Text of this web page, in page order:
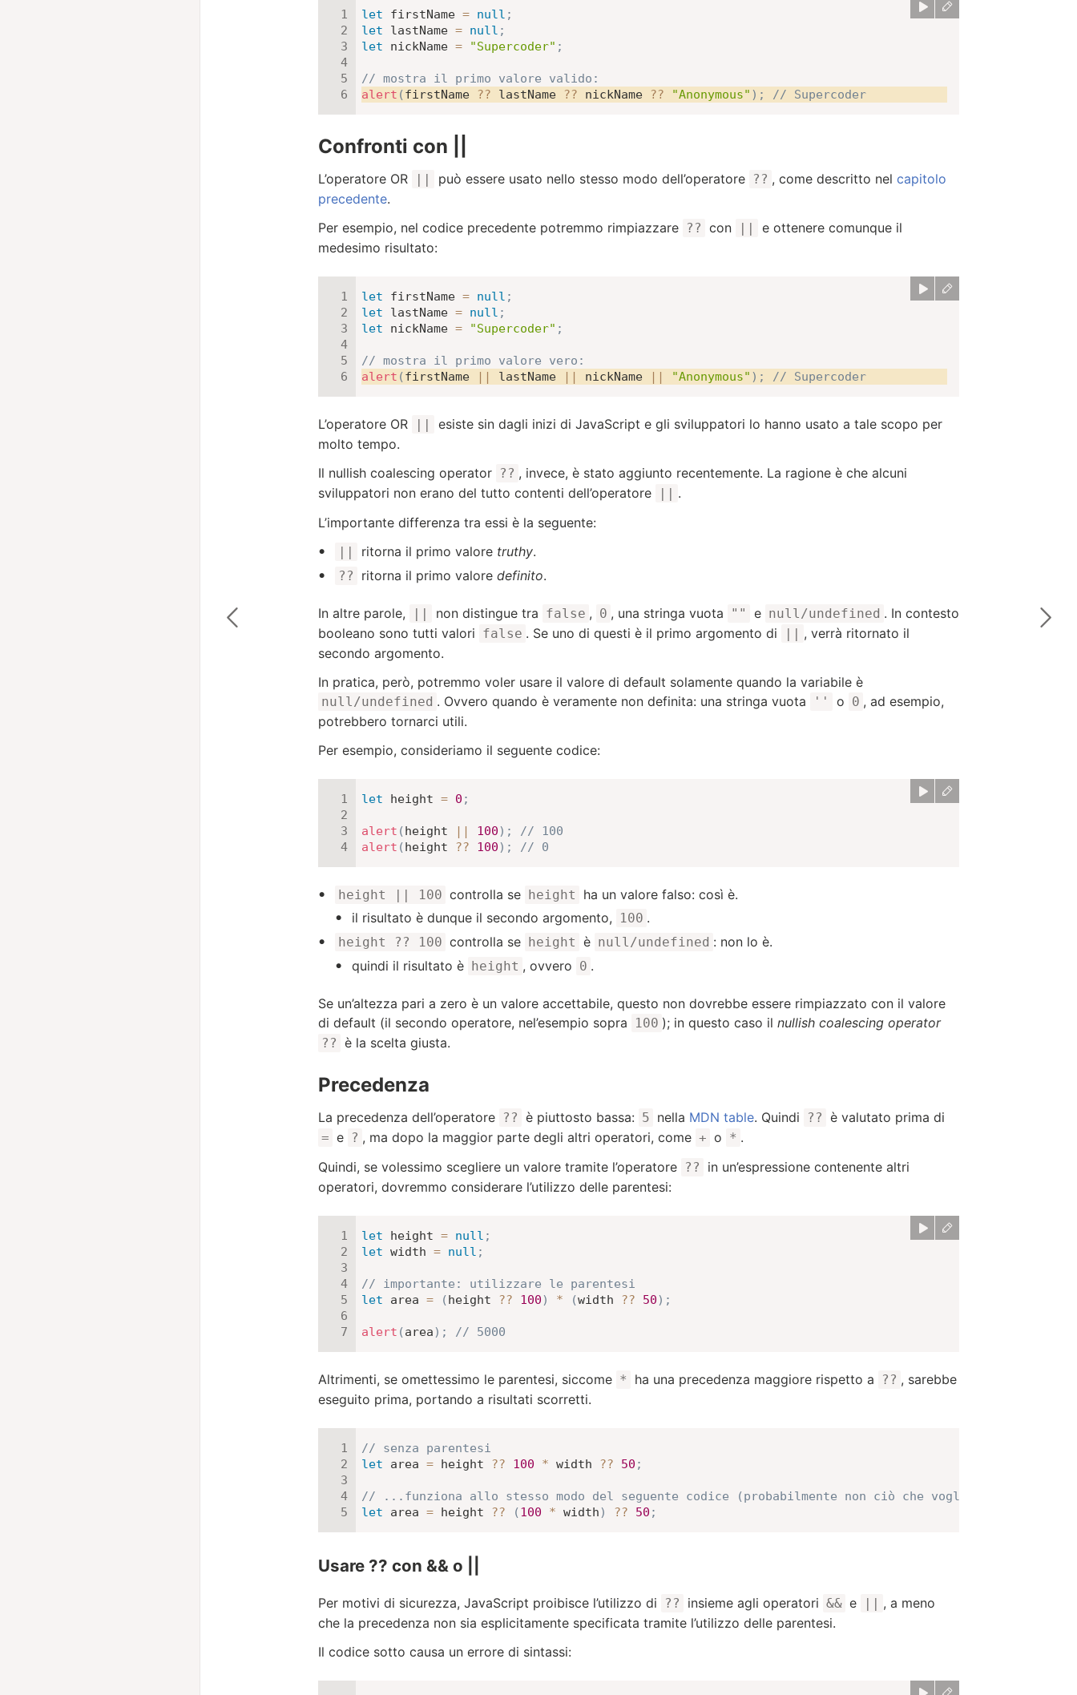
let firstName = null ;
let lastName = null ;
let nickName = "Supercoder" ;
// mostra il primo valore valido:
alert (firstName ?? lastName ?? nickName ?? "Anonymous" ) ; // Supercoder
Confronti con ||
L’operatore OR || può essere usato nello stesso modo dell’operatore ?? , come descritto nel capitolo
precedente.
Per esempio, nel codice precedente potremmo rimpiazzare ?? con ||
e ottenere comunque il
medesimo risultato:
let firstName = null ;
let lastName = null ;
let nickName = "Supercoder" ;
// mostra il primo valore vero:
alert (firstName || lastName || nickName || "Anonymous" ) ; // Supercoder
L’operatore OR ||
esiste sin dagli inizi di JavaScript e gli sviluppatori lo hanno usato a tale scopo per
molto tempo.
Il nullish coalescing operator ?? , invece, è stato aggiunto recentemente. La ragione è che alcuni
sviluppatori non erano del tutto contenti dell’operatore
|| .
L’importante differenza tra essi è la seguente:
|| ritorna il primo valore truthy.
?? ritorna il primo valore definito.
In altre parole, || non distingue tra false , 0 , una stringa vuota "" e null/undefined . In contesto
booleano sono tutti valori false . Se uno di questi è il primo argomento di || , verrà ritornato il
secondo argomento.
In pratica, però, potremmo voler usare il valore di default solamente quando la variabile è
null/undefined . Ovvero quando è veramente non definita: una stringa vuota '' o 0 , ad esempio,
potrebbero tornarci utili.
Per esempio, consideriamo il seguente codice:
let height = 0 ;
alert (height || 100) ;
// 100
alert (height ?? 100) ; // 0
height || 100 controlla se height
ha un valore falso: così è.
il risultato è dunque il secondo argomento,
100 .
height ?? 100 controlla se height è null/undefined : non lo è.
quindi il risultato è height , ovvero 0 .
Se un’altezza pari a zero è un valore accettabile, questo non dovrebbe essere rimpiazzato con il valore
di default (il secondo operatore, nel’esempio sopra
100 ); in questo caso il nullish coalescing operator
?? è la scelta giusta.
Precedenza
La precedenza dell’operatore ?? è piuttosto bassa: 5 nella MDN table. Quindi ?? è valutato prima di
= e ? , ma dopo la maggior parte degli altri operatori, come + o * .
Quindi, se volessimo scegliere un valore tramite l’operatore ??
in un’espressione contenente altri
operatori, dovremmo considerare l’utilizzo delle parentesi:
let height = null ;
let width = null ;
// importante: utilizzare le parentesi
let area = (height ?? 100) * (width ?? 50) ;
alert (area) ; // 5000
Altrimenti, se omettessimo le parentesi, siccome * ha una precedenza maggiore rispetto a ?? , sarebbe
eseguito prima, portando a risultati scorretti.
// senza parentesi
let area = height ?? 100 * width ?? 50 ;
// ...funziona allo stesso modo del seguente codice (probabilmente non ciò che vogliamo)
let area = height ?? (100 * width) ?? 50 ;
Usare ?? con && o ||
Per motivi di sicurezza, JavaScript proibisce l’utilizzo di ?? insieme agli operatori && e || , a meno
che la precedenza non sia esplicitamente specificata tramite l’utilizzo delle parentesi.
Il codice sotto causa un errore di sintassi: